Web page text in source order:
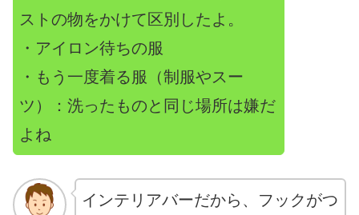
ストの物をかけて区別したよ。
・アイロン待ちの服
・もう一度着る服（制服やスー
ツ）：洗ったものと同じ場所は嫌だ
よね
インテリアバーだから、フックがつ